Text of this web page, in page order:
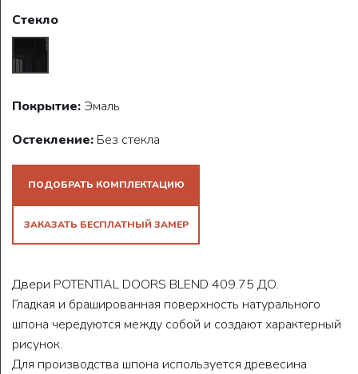
Стекло
Покрытие: Эмаль
Остекление: Без стекла
ПОДОБРАТЬ КОМПЛЕКТАЦИЮ
ЗАКАЗАТЬ БЕСПЛАТНЫЙ ЗАМЕР
Двери POTENTIAL DOORS BLEND 409.75 ДО.
Гладкая и брашированная поверхность натурального
шпона чередуются между собой и создают характерный
рисунок.
Для производства шпона используется древесина